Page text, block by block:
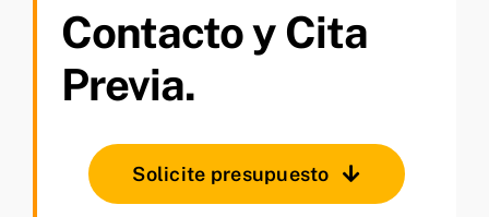
Contacto y Cita
Previa.
Solicite presupuesto